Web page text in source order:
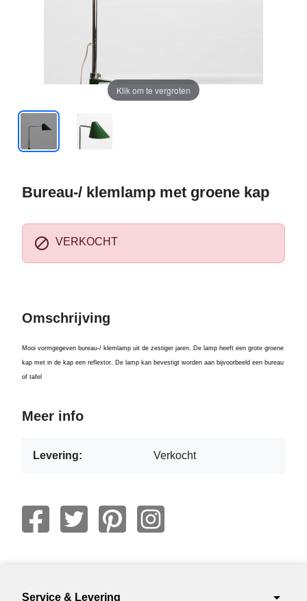
Klik om te vergroten
Bureau-/ klemlamp met groene kap
 VERKOCHT
Omschrijving
Mooi vormgegeven bureau-/ klemlamp uit de zestiger jaren. De lamp heeft een grote groene
kap met in de kap een reflextor. De lamp kan bevestigt worden aan bijvoorbeeld een bureau
of tafel
Meer info
Levering: Verkocht
Service & Levering